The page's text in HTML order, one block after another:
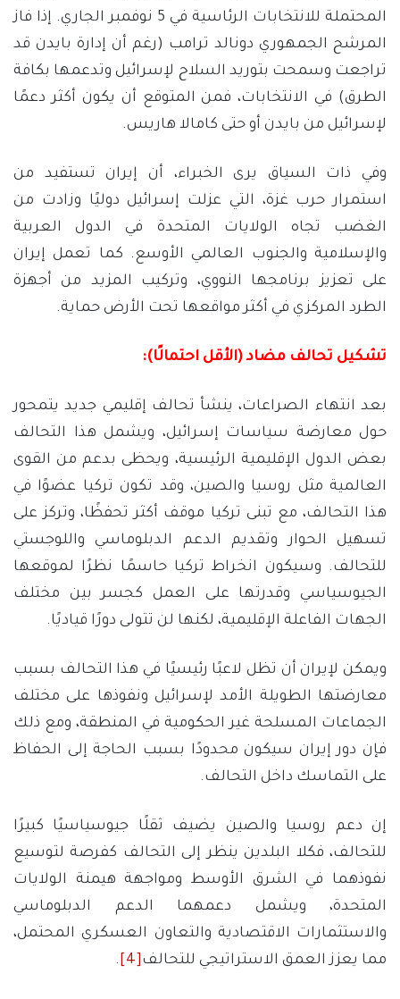
المحتملة للانتخابات الرئاسية في 5 نوفمبر الجاري. إذا فاز
المرشح الجمهوري دونالد ترامب (رغم أن إدارة بايدن قد
تراجعت وسمحت بتوريد السلاح لإسرائيل وتدعمها بكافة
الطرق) في الانتخابات، فمن المتوقع أن يكون أكثر دعمًا
لإسرائيل من بايدن أو حتى كامالا هاريس.
وفي ذات السياق يرى الخبراء، أن إيران تستفيد من
استمرار حرب غزة، التي عزلت إسرائيل دوليًا وزادت من
الغضب تجاه الولايات المتحدة في الدول العربية
والإسلامية والجنوب العالمي الأوسع. كما تعمل إيران
على تعزيز برنامجها النووي، وتركيب المزيد من أجهزة
الطرد المركزي في أكثر مواقعها تحت الأرض حماية.
تشكيل تحالف مضاد(الأقل احتمالًا):
بعد انتهاء الصراعات، ينشأ تحالف إقليمي جديد يتمحور
حول معارضة سياسات إسرائيل، ويشمل هذا التحالف
بعض الدول الإقليمية الرئيسية، ويحظى بدعم من القوى
العالمية مثل روسيا والصين، وقد تكون تركيا عضوًا في
هذا التحالف، مع تبنى تركيا موقف أكثر تحفظًا، وتركز على
تسهيل الحوار وتقديم الدعم الدبلوماسي واللوجستي
للتحالف. وسيكون انخراط تركيا حاسمًا نظرًا لموقعها
الجيوسياسي وقدرتها على العمل كجسر بين مختلف
الجهات الفاعلة الإقليمية، لكنها لن تتولى دورًا قياديًا.
ويمكن لإيران أن تظل لاعبًا رئيسيًا في هذا التحالف بسبب
معارضتها الطويلة الأمد لإسرائيل ونفوذها على مختلف
الجماعات المسلحة غير الحكومية في المنطقة، ومع ذلك
فإن دور إيران سيكون محدودًا بسبب الحاجة إلى الحفاظ
على التماسك داخل التحالف.
إن دعم روسيا والصين يضيف ثقلًا جيوسياسيًا كبيرًا
للتحالف، فكلا البلدين ينظر إلى التحالف كفرصة لتوسيع
نفوذهما في الشرق الأوسط ومواجهة هيمنة الولايات
المتحدة، ويشمل دعمهما الدعم الدبلوماسي
والاستثمارات الاقتصادية والتعاون العسكري المحتمل،
مما يعزز العمق الاستراتيجي للتحالف
.